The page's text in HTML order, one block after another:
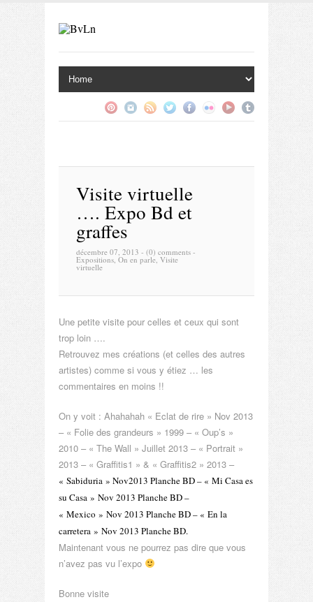
Visite virtuelle
…. Expo Bd et
graffes
décembre 07, 2013 - (0) comments -
Expositions, On en parle, Visite
virtuelle
Une petite visite pour celles et ceux qui sont
trop loin ….
Retrouvez mes créations (et celles des autres
artistes) comme si vous y étiez … les
commentaires en moins !!
On y voit : Ahahahah « Eclat de rire » Nov 2013
– « Folie des grandeurs » 1999 – « Oup’s »
2010 – « The Wall » Juillet 2013 – « Portrait »
2013 – « Graffitis1 » & « Graffitis2 » 2013 –
« Sabiduria » Nov2013 Planche BD – « Mi Casa es
su Casa » Nov 2013 Planche BD –
« Mexico » Nov 2013 Planche BD – « En la
carretera » Nov 2013 Planche BD.
Maintenant vous ne pourrez pas dire que vous
n’avez pas vu l’expo
Bonne visite
pulibet girişpulibetjojobet güncel